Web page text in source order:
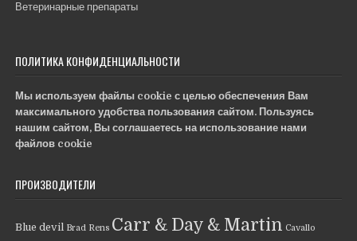
Ветеринарные препараты
ПОЛИТИКА КОНФИДЕНЦИАЛЬНОСТИ
Мы используем файлы cookie с целью обеспечения Вам
максимального удобства пользования сайтом. Пользуясь
нашим сайтом, Вы соглашаетесь на использование нами
файлов cookie
ПРОИЗВОДИТЕЛИ
Blue devil Brad Rens Carr & Day & Martin Cavallo